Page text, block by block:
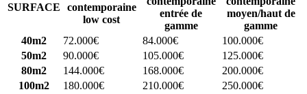
SURFACE
contemporaine
low cost
entrée de
gamme
moyen/haut de
gamme
40m2
72.000€ 84.000€
100.000€
50m2
90.000€ 105.000€
125.000€
80m2
144.000€ 168.000€
200.000€
100m2
180.000€ 210.000€
250.000€